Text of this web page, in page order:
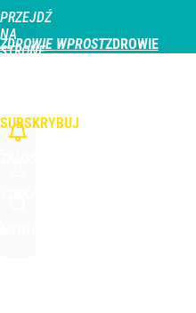
PRZEJDŹ
NA
STRONĘ
ZDROWIE WPROST
SUBSKRYBUJ